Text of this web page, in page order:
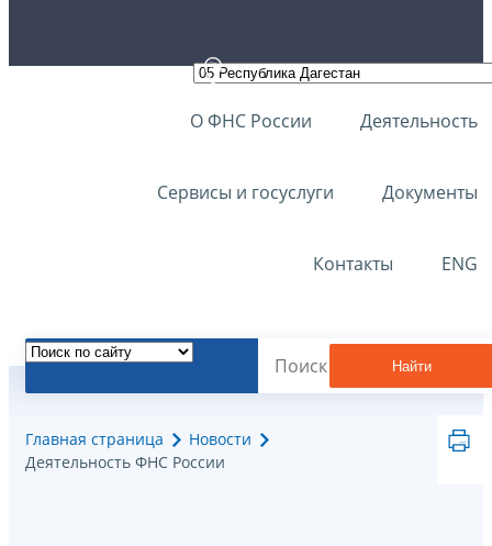
О ФНС России Деятельность
Сервисы и госуслуги Документы
Контакты ENG
Найти
Главная страница
Новости
Деятельность ФНС России